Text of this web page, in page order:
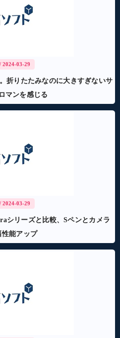
/ 2024-03-29
折りたたみなのに大きすぎないサ
マンを感じる
/ 2024-03-29
シリーズと比較、Sペンとカメラ
性能アップ